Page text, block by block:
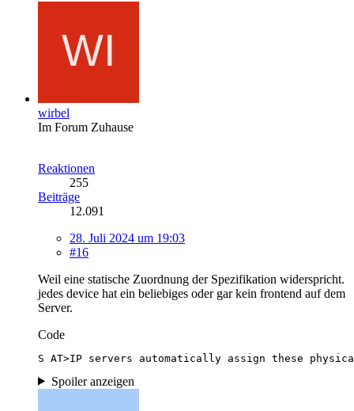
wirbel
Im Forum Zuhause
Reaktionen
255
Beiträge
12.091
28. Juli 2024 um 19:03
#16
Weil eine statische Zuordnung der Spezifikation widerspricht.
jedes device hat ein beliebiges oder gar kein frontend auf dem
Server.
Code
S AT>IP servers automatically assign these
Spoiler anzeigen